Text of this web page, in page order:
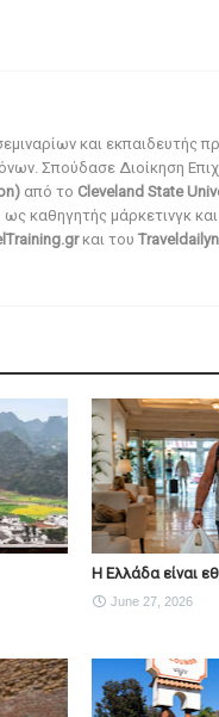
και εκπαιδευτής
Σπούδασε Διοίκηση
από το Cleveland State
καθηγητής μάρκετινγκ
και του
Η Ελλάδα είναι
June 27, 2026